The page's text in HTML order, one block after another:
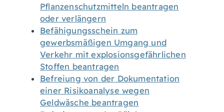
Pflanzenschutzmitteln beantragen
oder verlängern
Befähigungsschein zum
gewerbsmäßigen Umgang und
Verkehr mit explosionsgefährlichen
Stoffen beantragen
Befreiung von der Dokumentation
einer Risikoanalyse wegen
Geldwäsche beantragen